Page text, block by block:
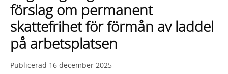
sökförslag
förslag om permanent
skattefrihet för förmån av laddel
på arbetsplatsen
Publicerad 16 december 2025